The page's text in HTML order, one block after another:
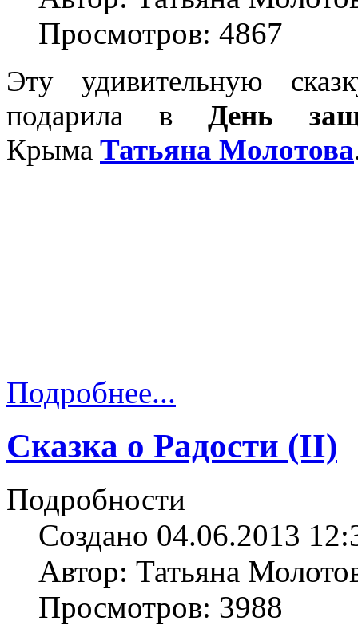
Просмотров: 4867
Эту удивительную
подарила вДень
Крыма Татьяна Молотова
Подробнее...
Сказка о Радости (II)
Подробности
Создано 04.06.2013
Автор: Татьяна
Просмотров: 3988